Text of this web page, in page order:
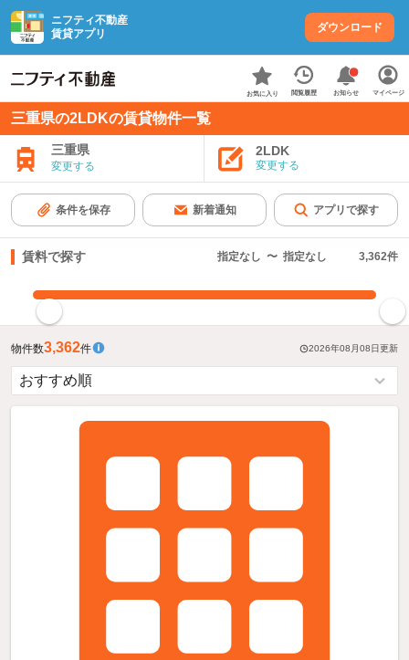
ニフティ不動産
賃貸アプリ
ダウンロード
お気に入り 閲覧履歴 お知らせ マイページ
三重県の2LDKの賃貸物件一覧
三重県
変更する
2LDK
変更する
条件を保存 新着通知 アプリで探す
賃料で探す 指定なし 〜 指定なし 3,362件
物件数3,362件 2026年08月08日更新